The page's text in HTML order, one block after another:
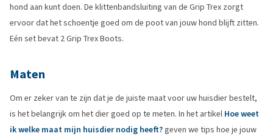
hond aan kunt doen. De klittenbandsluiting van de Grip Trex zorgt
ervoor dat het schoentje goed om de poot van jouw hond blijft zitten.
Eén set bevat 2 Grip Trex Boots.
Maten
Om er zeker van te zijn dat je de juiste maat voor uw huisdier bestelt,
is het belangrijk om het dier goed op te meten. In het artikel Hoe weet
ik welke maat mijn huisdier nodig heeft?geven we tips hoe je jouw